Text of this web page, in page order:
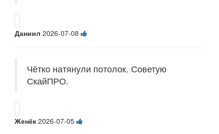
Даниил 2026-07-08
Чётко натянули потолок. Советую
СкайПРО.
Женёк 2026-07-05